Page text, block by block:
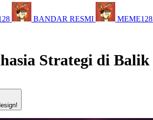
BANDAR RESMI
Strategi di